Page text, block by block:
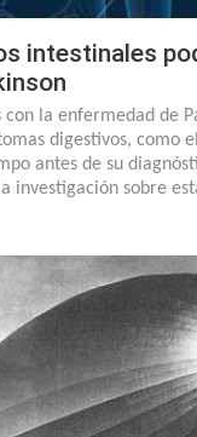
intestinales
con la enfermedad de
digestivos, como
antes de su
investigación sobre